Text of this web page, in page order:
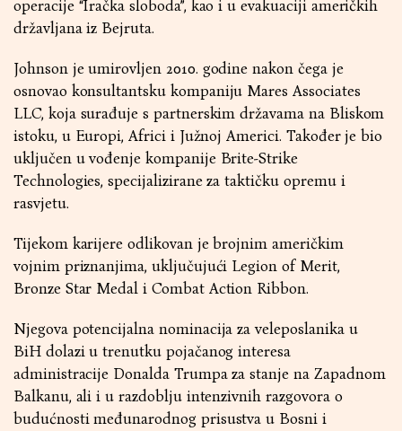
operacije “Iračka sloboda”, kao i u evakuaciji američkih
državljana iz Bejruta.
Johnson je umirovljen 2010. godine nakon čega je
osnovao konsultantsku kompaniju Mares Associates
LLC, koja surađuje s partnerskim državama na Bliskom
istoku, u Europi, Africi i Južnoj Americi. Također je bio
uključen u vođenje kompanije Brite-Strike
Technologies, specijalizirane za taktičku opremu i
rasvjetu.
Tijekom karijere odlikovan je brojnim američkim
vojnim priznanjima, uključujući Legion of Merit,
Bronze Star Medal i Combat Action Ribbon.
Njegova potencijalna nominacija za veleposlanika u
BiH dolazi u trenutku pojačanog interesa
administracije Donalda Trumpa za stanje na Zapadnom
Balkanu, ali i u razdoblju intenzivnih razgovora o
budućnosti međunarodnog prisustva u Bosni i